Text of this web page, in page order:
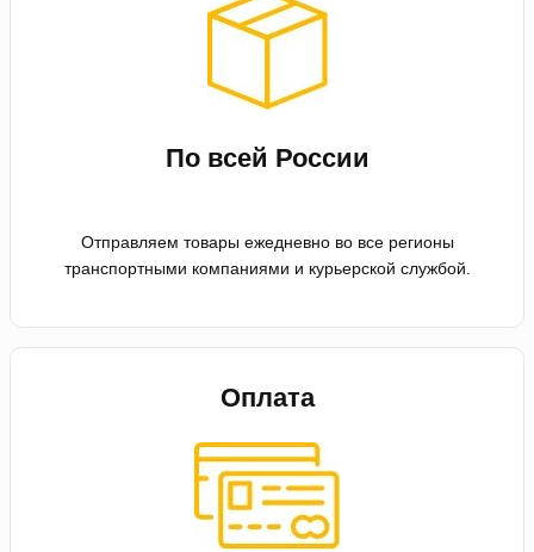
По всей России
Отправляем товары ежедневно во все регионы
транспортными компаниями и курьерской службой.
Оплата